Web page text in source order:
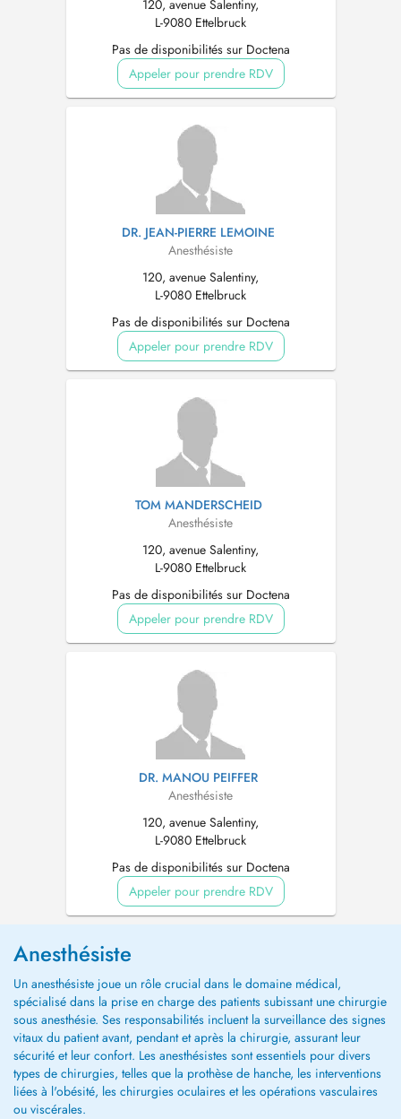
120, avenue Salentiny,
L-9080 Ettelbruck
Pas de disponibilités sur Doctena
Appeler pour prendre RDV
DR. JEAN-PIERRE LEMOINE
Anesthésiste
120, avenue Salentiny,
L-9080 Ettelbruck
Pas de disponibilités sur Doctena
Appeler pour prendre RDV
TOM MANDERSCHEID
Anesthésiste
120, avenue Salentiny,
L-9080 Ettelbruck
Pas de disponibilités sur Doctena
Appeler pour prendre RDV
DR. MANOU PEIFFER
Anesthésiste
120, avenue Salentiny,
L-9080 Ettelbruck
Pas de disponibilités sur Doctena
Appeler pour prendre RDV
Anesthésiste
Un anesthésiste joue un rôle crucial dans le domaine médical,
spécialisé dans la prise en charge des patients subissant une chirurgie
sous anesthésie. Ses responsabilités incluent la surveillance des signes
vitaux du patient avant, pendant et après la chirurgie, assurant leur
sécurité et leur confort. Les anesthésistes sont essentiels pour divers
types de chirurgies, telles que la prothèse de hanche, les interventions
liées à l'obésité, les chirurgies oculaires et les opérations vasculaires
ou viscérales.